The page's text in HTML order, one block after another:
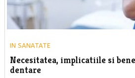
IN SANATATE
Necesitatea, implicatiile si
dentare